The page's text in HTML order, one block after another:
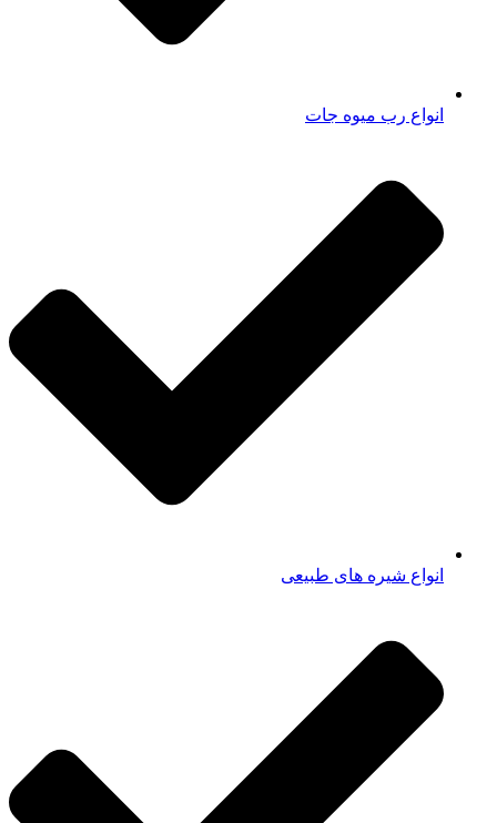
انواع رب میوه جات
انواع شیره های طبیعی